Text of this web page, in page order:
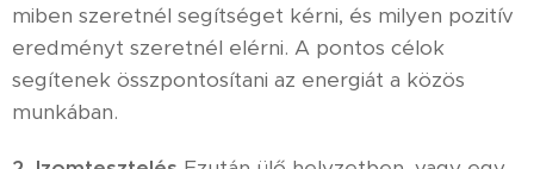
miben szeretnél segítséget kérni, és milyen pozitív
eredményt szeretnél elérni. A pontos célok
segítenek összpontosítani az energiát a közös
munkában.